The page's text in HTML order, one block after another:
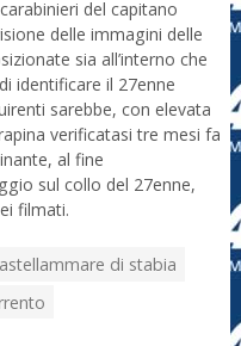
del capitano
delle immagini delle
sia all’interno che
identificare il 27enne
sarebbe, con elevata
verificatasi tre mesi fa
al fine
sul collo del 27enne,
filmati.
di stabia